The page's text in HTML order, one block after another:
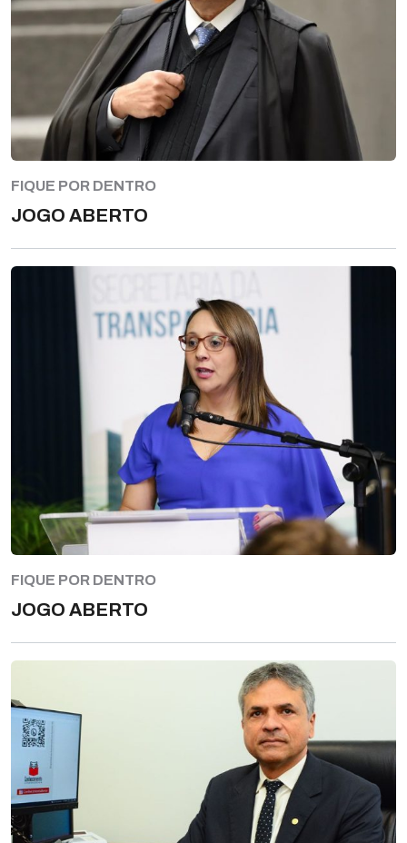
FIQUE POR DENTRO
JOGO ABERTO
FIQUE POR DENTRO
JOGO ABERTO